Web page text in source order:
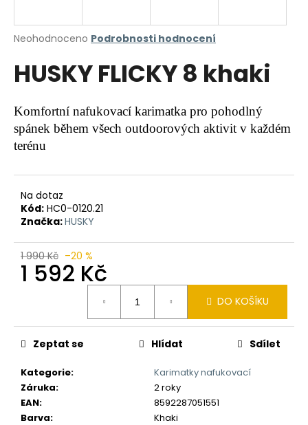
Průměrné
produktu
je
z
5
hvězdiček.
Neohodnoceno Podrobnosti hodnocení
HUSKY FLICKY 8 khaki
Komfortní nafukovací karimatka pro pohodlný
spánek během všech outdoorových aktivit v každém
terénu
Na dotaz
Kód: HC0-0120.21
Značka:HUSKY
1 990 Kč –20 %
1 592 Kč
DO KOŠÍKU
Kategorie:
Karimatky nafukovací
Záruka:
2 roky
EAN:
8592287051551
Barva:
Khaki
Zeptat se Hlídat Sdílet
j
t
?
D
p
o
u
m
e